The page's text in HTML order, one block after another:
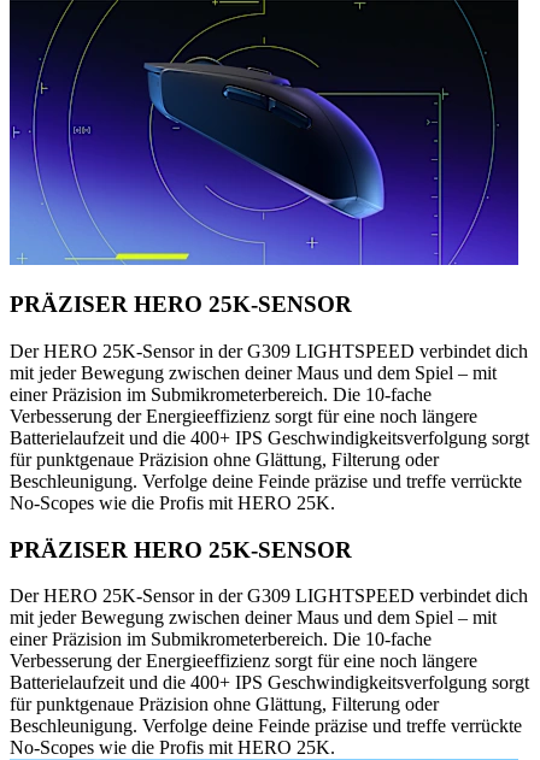
PRÄZISER HERO 25K-SENSOR
Der HERO 25K-Sensor in der G309 LIGHTSPEED verbindet dich
mit jeder Bewegung zwischen deiner Maus und dem Spiel – mit
einer Präzision im Submikrometerbereich. Die 10-fache
Verbesserung der Energieeffizienz sorgt für eine noch längere
Batterielaufzeit und die 400+ IPS Geschwindigkeitsverfolgung sorgt
für punktgenaue Präzision ohne Glättung, Filterung oder
Beschleunigung. Verfolge deine Feinde präzise und treffe verrückte
No-Scopes wie die Profis mit HERO 25K.
PRÄZISER HERO 25K-SENSOR
Der HERO 25K-Sensor in der G309 LIGHTSPEED verbindet dich
mit jeder Bewegung zwischen deiner Maus und dem Spiel – mit
einer Präzision im Submikrometerbereich. Die 10-fache
Verbesserung der Energieeffizienz sorgt für eine noch längere
Batterielaufzeit und die 400+ IPS Geschwindigkeitsverfolgung sorgt
für punktgenaue Präzision ohne Glättung, Filterung oder
Beschleunigung. Verfolge deine Feinde präzise und treffe verrückte
No-Scopes wie die Profis mit HERO 25K.